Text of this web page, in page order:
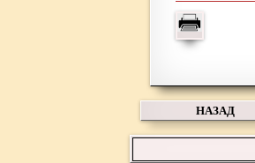
НАЗАД